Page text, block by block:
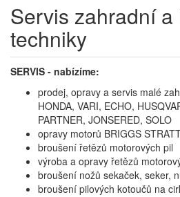
Servis zahradní
techniky
SERVIS - nabízíme:
prodej, opravy a servis malé
HONDA, VARI, ECHO,
PARTNER, JONSERED, SOLO
opravy motorů BRIGGS
broušení řetězů motorových pil
výroba a opravy řetězů
broušení nožů sekaček, seker,
broušení pilových kotoučů na